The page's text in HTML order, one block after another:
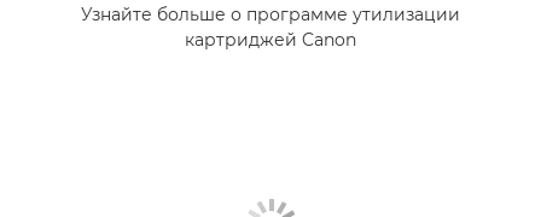
Узнайте больше о программе утилизации
картриджей Canon